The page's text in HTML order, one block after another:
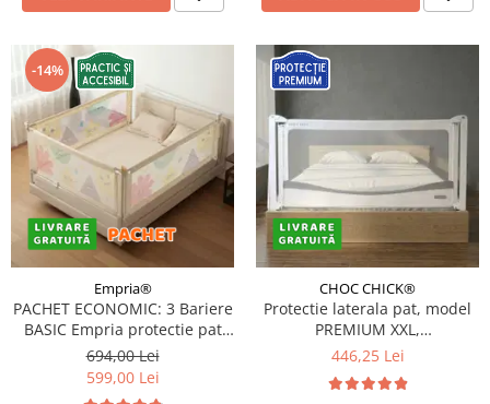
-14%
Empria®
PACHET ECONOMIC: 3 Bariere
BASIC Empria protectie pat
140X200 cm + bara
stabilizatoare
694,00 Lei
599,00 Lei
CHOC CHICK®
Protectie laterala pat, model
PREMIUM XXL,
interconectabila, reglabila si
pana la 97 cm, Diverse
446,25 Lei